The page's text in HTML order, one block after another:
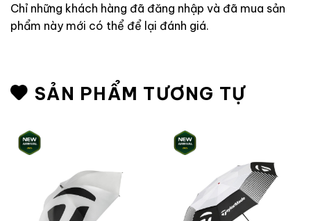
Chỉ những khách hàng đã đăng nhập và đã mua sản
phẩm này mới có thể để lại đánh giá.
SẢN PHẨM TƯƠNG TỰ